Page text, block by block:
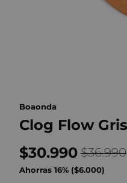
Boaonda
Clog Flow Gris
$30.990 $36.990
Ahorras 16% ($6.000)